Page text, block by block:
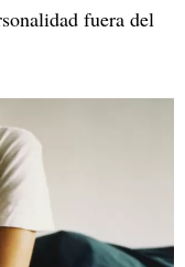
fuera del